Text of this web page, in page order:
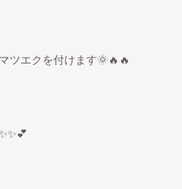
ツエクを付けます🌞🔥🔥